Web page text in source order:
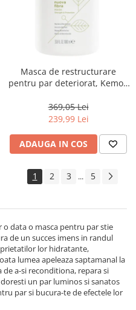
Masca de restructurare
pentru par deteriorat, Kemon
369,05 Lei
239,99 Lei
ADAUGA IN COS
1 2 3 ... 5
o data o masca pentru par stie
de un succes imens in randul
lor hidratante,
lumea apeleaza saptamanal la
a-si reconditiona, repara si
un par luminos si sanatos
par si bucura-te de efectele lor